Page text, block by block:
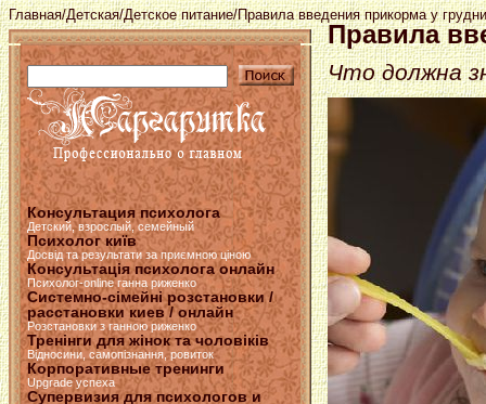
Главная/Детская/Детское питание/Правила введения прикорма у
Консультация психолога
Детский, взрослый, семейный
Психолог київ
Досвід та результати за приємною ціною
Консультація психолога онлайн
Психолог-online ганна риженко
Системно-сімейні розстановки /
расстановки киев / онлайн
Розстановки з ганною риженко
Тренінги для жінок та чоловіків
Відносини, самопізнання, ровиток
Корпоративные тренинги
Upgrade успеха
Супервизия для психологов и
Правила
Что должна